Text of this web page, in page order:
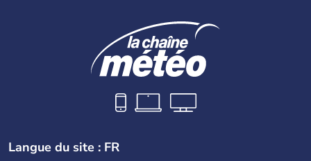
Langue du site : FR